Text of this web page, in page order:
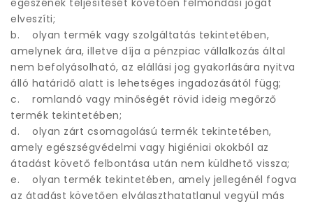
egészének teljesítését követően felmondási jogát
elveszíti;
b. olyan termék vagy szolgáltatás tekintetében,
amelynek ára, illetve díja a pénzpiac vállalkozás által
nem befolyásolható, az elállási jog gyakorlására nyitva
álló határidő alatt is lehetséges ingadozásától függ;
c. romlandó vagy minőségét rövid ideig megőrző
termék tekintetében;
d. olyan zárt csomagolású termék tekintetében,
amely egészségvédelmi vagy higiéniai okokból az
átadást követő felbontása után nem küldhető vissza;
e. olyan termék tekintetében, amely jellegénél fogva
az átadást követően elválaszthatatlanul vegyül más